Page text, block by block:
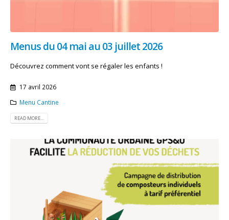
Menus du 04 mai au 03 juillet 2026
Découvrez comment vont se régaler les enfants !
17 avril 2026
Menu Cantine
READ MORE...